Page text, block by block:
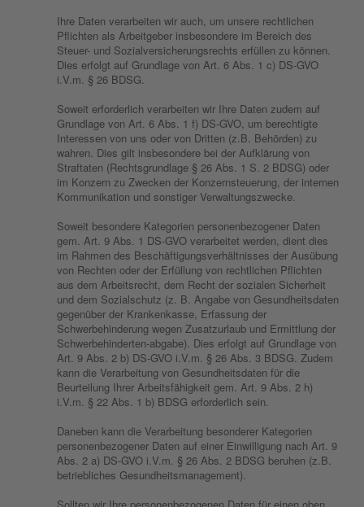
Ihre Daten verarbeiten wir auch, um unsere rechtlichen
Pflichten als Arbeitgeber insbesondere im Bereich des
Steuer- und Sozialversicherungsrechts erfüllen zu können.
Dies erfolgt auf Grundlage von Art. 6 Abs. 1 c) DS-GVO
i.V.m. § 26 BDSG.
Soweit erforderlich verarbeiten wir Ihre Daten zudem auf
Grundlage von Art. 6 Abs. 1 f) DS-GVO, um berechtigte
Interessen von uns oder von Dritten (z.B. Behörden) zu
wahren. Dies gilt insbesondere bei der Aufklärung von
Straftaten (Rechtsgrundlage § 26 Abs. 1 S. 2 BDSG) oder
im Konzern zu Zwecken der Konzernsteuerung, der internen
Kommunikation und sonstiger Verwaltungszwecke.
Soweit besondere Kategorien personenbezogener Daten
gem. Art. 9 Abs. 1 DS-GVO verarbeitet werden, dient dies
im Rahmen des Beschäftigungsverhältnisses der Ausübung
von Rechten oder der Erfüllung von rechtlichen Pflichten
aus dem Arbeitsrecht, dem Recht der sozialen Sicherheit
und dem Sozialschutz (z. B. Angabe von Gesundheitsdaten
gegenüber der Krankenkasse, Erfassung der
Schwerbehinderung wegen Zusatzurlaub und Ermittlung der
Schwerbehinderten-abgabe). Dies erfolgt auf Grundlage von
Art. 9 Abs. 2 b) DS-GVO i.V.m. § 26 Abs. 3 BDSG. Zudem
kann die Verarbeitung von Gesundheitsdaten für die
Beurteilung Ihrer Arbeitsfähigkeit gem. Art. 9 Abs. 2 h)
i.V.m. § 22 Abs. 1 b) BDSG erforderlich sein.
Daneben kann die Verarbeitung besonderer Kategorien
personenbezogener Daten auf einer Einwilligung nach Art. 9
Abs. 2 a) DS-GVO i.V.m. § 26 Abs. 2 BDSG beruhen (z.B.
betriebliches Gesundheitsmanagement).